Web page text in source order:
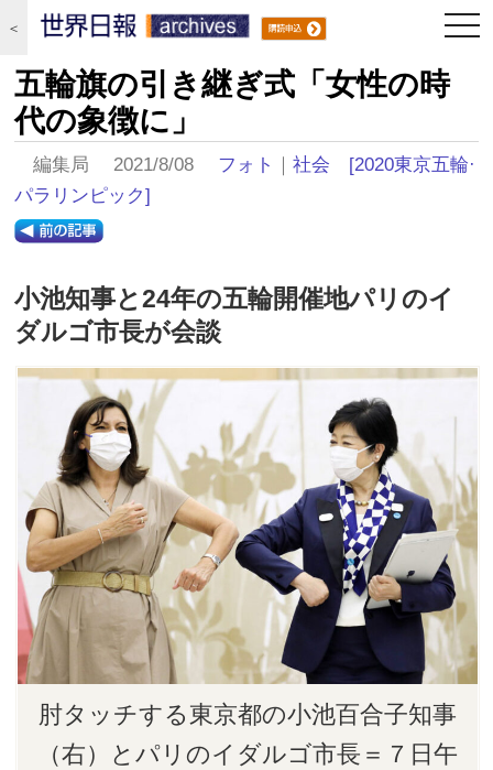
＜
五輪旗の引き継ぎ式「女性の時
代の象徴に」
編集局 2021/8/08 フォト ｜社会
[2020東京五輪·
パラリンピック]
小池知事と24年の五輪開催地パリのイ
ダルゴ市長が会談
肘タッチする東京都の小池百合子知事
（右）とパリのイダルゴ市長＝７日午